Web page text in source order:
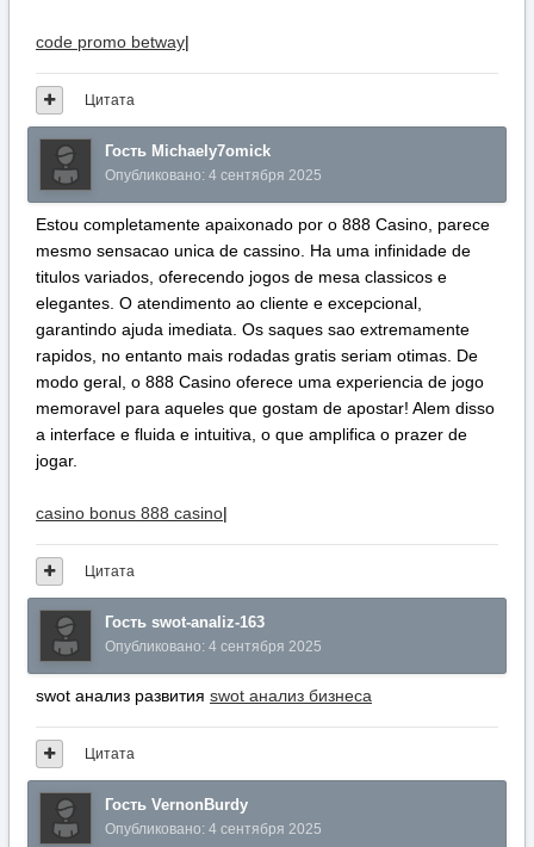
code promo betway|
Цитата
Гость Michaely7omick
Опубликовано: 4 сентября 2025
Estou completamente apaixonado por o 888 Casino, parece
mesmo sensacao unica de cassino. Ha uma infinidade de
titulos variados, oferecendo jogos de mesa classicos e
elegantes. O atendimento ao cliente e excepcional,
garantindo ajuda imediata. Os saques sao extremamente
rapidos, no entanto mais rodadas gratis seriam otimas. De
modo geral, o 888 Casino oferece uma experiencia de jogo
memoravel para aqueles que gostam de apostar! Alem disso
a interface e fluida e intuitiva, o que amplifica o prazer de
jogar.
casino bonus 888 casino|
Цитата
Гость swot-analiz-163
Опубликовано: 4 сентября 2025
swot анализ развития swot анализ бизнеса
Цитата
Гость VernonBurdy
Опубликовано: 4 сентября 2025